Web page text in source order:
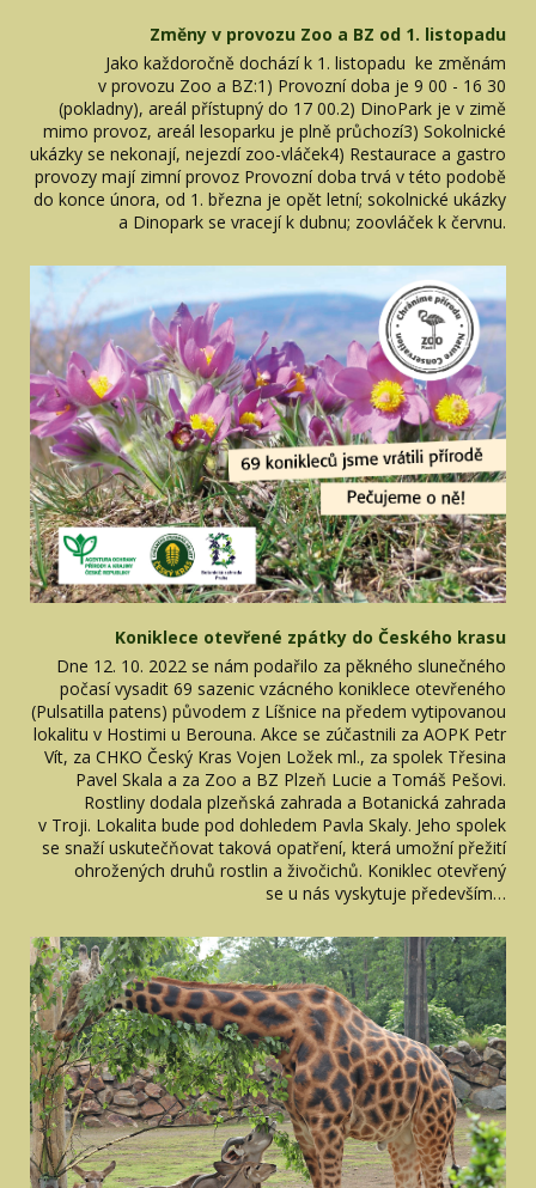
Změny v provozu Zoo a BZ od 1. listopadu
Jako každoročně dochází k 1. listopadu ke změnám
v provozu Zoo a BZ:1) Provozní doba je 9 00 - 16 30
(pokladny), areál přístupný do 17 00.2) DinoPark je v zimě
mimo provoz, areál lesoparku je plně průchozí3) Sokolnické
ukázky se nekonají, nejezdí zoo-vláček4) Restaurace a gastro
provozy mají zimní provoz Provozní doba trvá v této podobě
do konce února, od 1. března je opět letní; sokolnické ukázky
a Dinopark se vracejí k dubnu; zoovláček k červnu.
Koniklece otevřené zpátky do Českého krasu
Dne 12. 10. 2022 se nám podařilo za pěkného slunečného
počasí vysadit 69 sazenic vzácného koniklece otevřeného
(Pulsatilla patens) původem z Líšnice na předem vytipovanou
lokalitu v Hostimi u Berouna. Akce se zúčastnili za AOPK Petr
Vít, za CHKO Český Kras Vojen Ložek ml., za spolek Třesina
Pavel Skala a za Zoo a BZ Plzeň Lucie a Tomáš Pešovi.
Rostliny dodala plzeňská zahrada a Botanická zahrada
v Troji. Lokalita bude pod dohledem Pavla Skaly. Jeho spolek
se snaží uskutečňovat taková opatření, která umožní přežití
ohrožených druhů rostlin a živočichů. Koniklec otevřený
se u nás vyskytuje především…